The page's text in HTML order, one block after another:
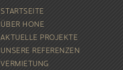
STARTSEITE
ÜBER HONE
AKTUELLE PROJEKTE
UNSERE REFERENZEN
VERMIETUNG